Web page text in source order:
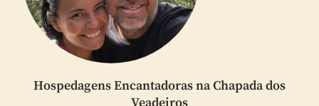
Hospedagens Encantadoras na Chapada dos
Veadeiros